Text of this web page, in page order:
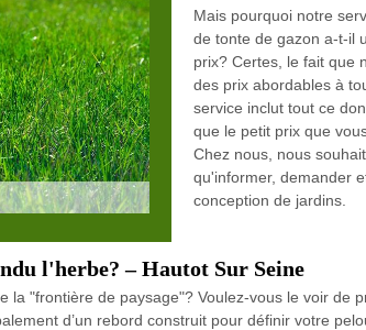
Mais pourquoi notre
de tonte de gazon a-t-il
prix? Certes, le fait que
des prix abordables à
service inclut tout ce
que le petit prix que
Chez nous, nous
qu'informer, demander
conception de jardins.
l'herbe? – Hautot Sur Seine
la "frontière de paysage"? Voulez-vous le voir de
d’un rebord construit pour définir votre